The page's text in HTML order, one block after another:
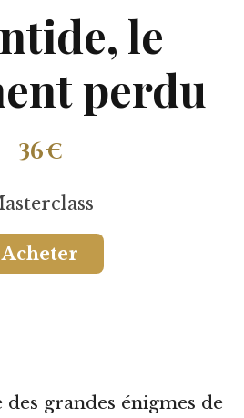
le
perdu
36 €
Acheter
des grandes énigmes de